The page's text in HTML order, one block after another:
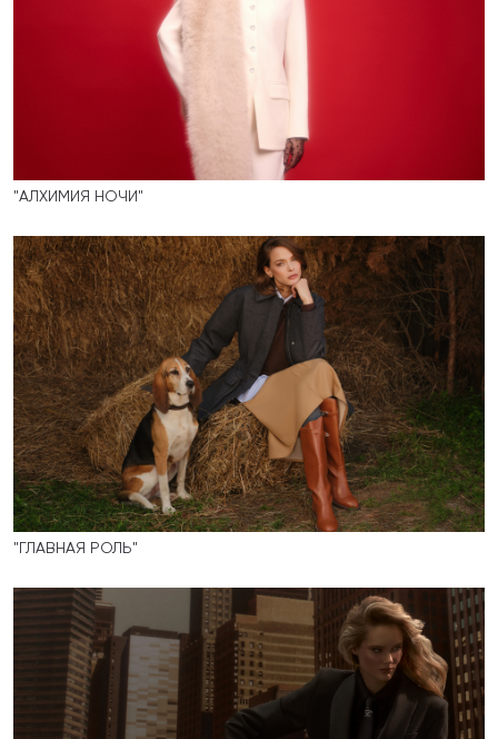
"АЛХИМИЯ НОЧИ"
"ГЛАВНАЯ РОЛЬ"